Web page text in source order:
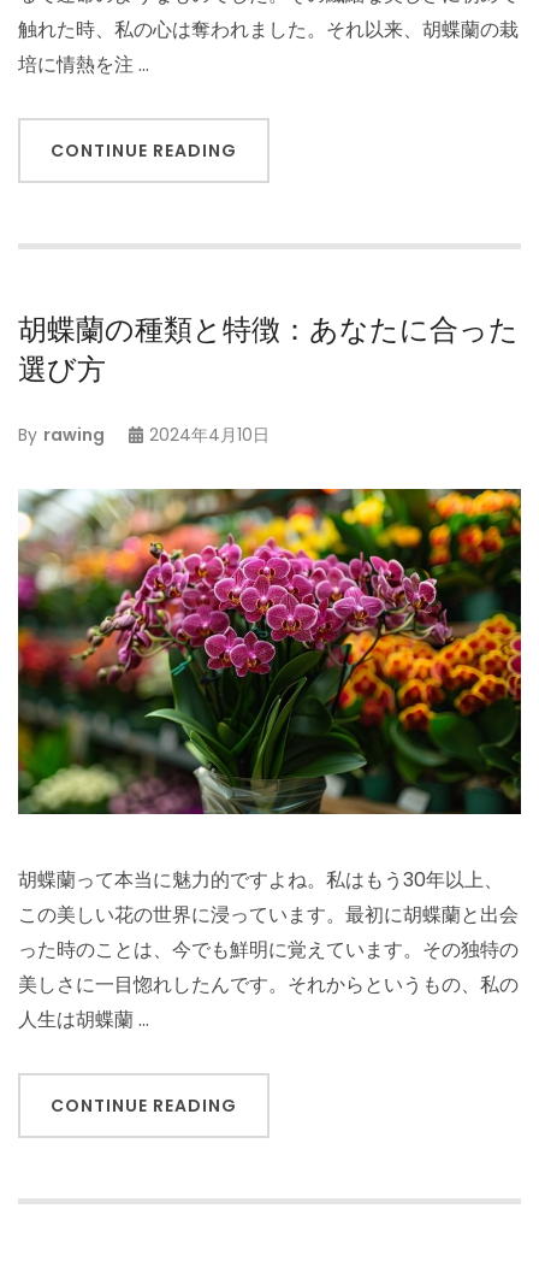
触れた時、私の心は奪われました。それ以来、胡蝶蘭の栽
培に情熱を注 …
CONTINUE READING
胡蝶蘭の種類と特徴：あなたに合った
選び方
By rawing 2024年4月10日
胡蝶蘭って本当に魅力的ですよね。私はもう30年以上、
この美しい花の世界に浸っています。最初に胡蝶蘭と出会
った時のことは、今でも鮮明に覚えています。その独特の
美しさに一目惚れしたんです。それからというもの、私の
人生は胡蝶蘭 …
CONTINUE READING